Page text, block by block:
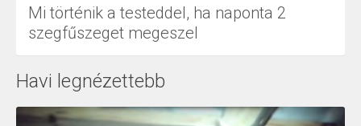
Mi történik a testeddel, ha naponta 2
szegfűszeget megeszel
Havi legnézettebb